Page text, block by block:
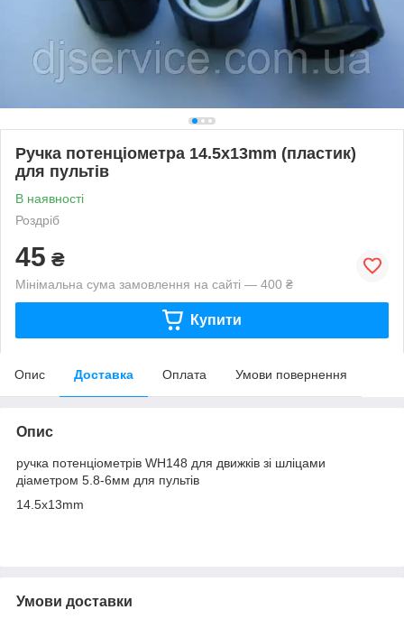
Ручка потенціометра 14.5x13mm (пластик)
для пультів
В наявності
Роздріб
45 ₴
Мінімальна сума замовлення на сайті — 400 ₴
Купити
Опис Доставка Оплата Умови повернення
Опис
ручка потенціометрів WH148 для движків зі шліцами
діаметром 5.8-6мм для пультів
14.5x13mm
Умови доставки